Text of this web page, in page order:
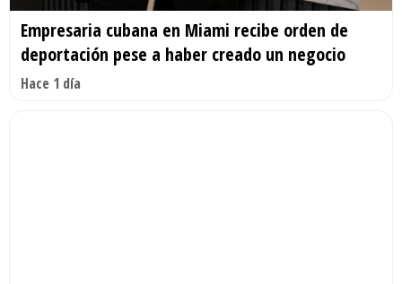
Empresaria cubana en Miami recibe orden de
deportación pese a haber creado un negocio
Hace 1 día